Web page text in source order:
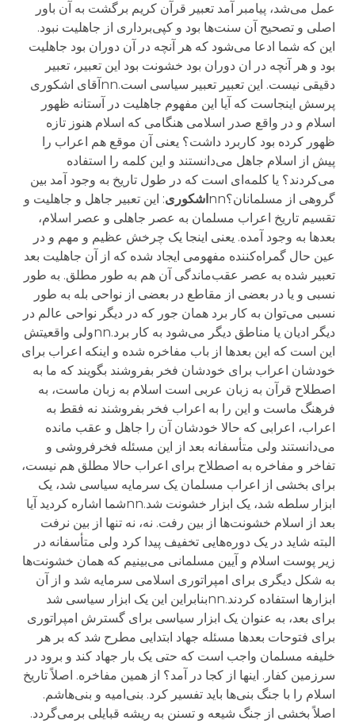
عمل می‌شد، پیامبر آمد تعبیر قرآن کریم برگشت به آن باور
اصلی و تصحیح آن سنت‌ها بود و کپی‌برداری از جاهلیت نبود.
این که شما ادعا می‌شود که هر آنچه در آن دوران بود جاهلیت
بود و هر آنچه در ان دوران بود خشونت بود این تعبیر، تعبیر
دقیقی نیست. این تعبیر تعبیر سیاسی است.nnآقای اشکوری
پرسش اینجاست که آیا این مفهوم جاهلیت در آستانه ظهور
اسلام و در واقع صدر اسلامی هنگامی که اسلام هنوز تازه
ظهور کرده بود کاربرد داشت؟ یعنی آن موقع هم اعراب را
پیش از اسلام جاهل می‌دانستند و این کلمه را استفاده
می‌کردند؟ یا کلمه‌ای است که در طول تاریخ به وجود آمد بین
گروهی از مسلمانان؟nn
اشکوری: این تعبیر جاهل و جاهلیت و
تقسیم تاریخ اعراب مسلمان به عصر جاهلی و عصر اسلام،
بعدها به وجود آمده. یعنی اینجا یک چرخش عظیم و مهم و در
عین حال گمراه‌کننده مفهومی ایجاد شده که از آن جاهلیت بعد
تعبیر شده به عصر عقب‌ماندگی آن هم به طور مطلق. به طور
نسبی و یا در بعضی از مقاطع در بعضی از نواحی بله به طور
نسبی می‌توان به کار برد همان جور که در دیگر نواحی عالم در
دیگر ادیان یا مناطق دیگر می‌شود به کار برد.nnولی واقعیتش
این است که این بعدها از باب مفاخره شده و اینکه اعراب برای
خودشان اعراب برای خودشان فخر بفروشند بگویند که ما به
اصطلاح قرآن به زبان عربی است اسلام به زبان ماست، به
فرهنگ ماست و این را به اعراب فخر بفروشند نه فقط به
اعراب، اعرابی که حالا خودشان آن را جاهل و عقب مانده
می‌دانستند ولی متأسفانه بعد از این مسئله فخرفروشی و
تفاخر و مفاخره به اصطلاح برای اعراب حالا مطلق هم نیست،
برای بخشی از اعراب مسلمان یک سرمایه سیاسی شد، یک
ابزار سلطه شد، یک ابزار خشونت شد.nnشما اشاره کردید آیا
بعد از اسلام خشونت‌ها از بین رفت. نه، نه تنها از بین نرفت
البته شاید در یک دوره‌هایی تخفیف پیدا کرد ولی متأسفانه در
زیر پوست اسلام و آیین مسلمانی می‌بینیم که همان خشونت‌ها
به شکل دیگری برای امپراتوری اسلامی سرمایه شد و از آن
ابزارها استفاده کردند.nnبنابراین این یک ابزار سیاسی شد
برای بعد، به عنوان یک ابزار سیاسی برای گسترش امپراتوری
برای فتوحات بعدها مسئله جهاد ابتدایی مطرح شد که بر هر
خلیفه مسلمان واجب است که حتی یک بار جهاد کند و برود در
سرزمین کفار. اینها از کجا در آمد؟ از همین مفاخره. اصلاً تاریخ
اسلام را با جنگ بنی‌ها باید تفسیر کرد. بنی‌امیه و بنی‌هاشم.
اصلاً بخشی از جنگ شیعه و تسنن به ریشه قبایلی برمی‌گردد.